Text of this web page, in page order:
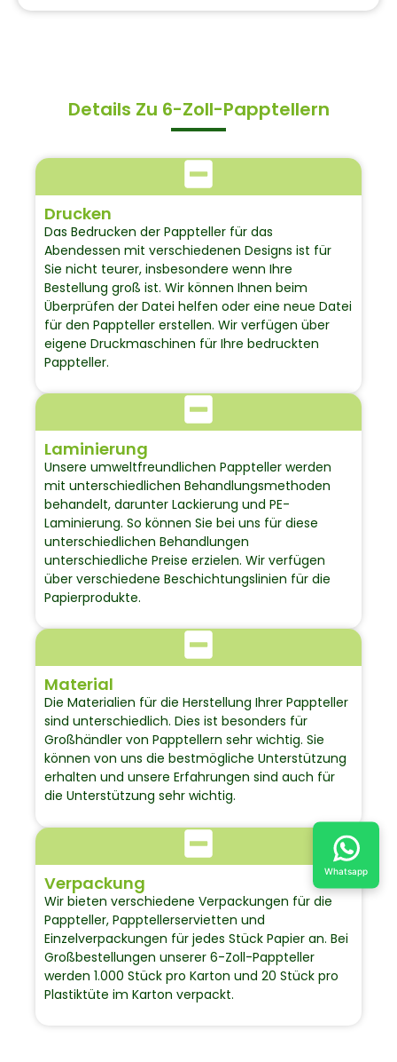
Details Zu 6-Zoll-Papptellern
Drucken
Das Bedrucken der Pappteller für das
Abendessen mit verschiedenen Designs ist für
Sie nicht teurer, insbesondere wenn Ihre
Bestellung groß ist. Wir können Ihnen beim
Überprüfen der Datei helfen oder eine neue Datei
für den Pappteller erstellen. Wir verfügen über
eigene Druckmaschinen für Ihre bedruckten
Pappteller.
Laminierung
Unsere umweltfreundlichen Pappteller werden
mit unterschiedlichen Behandlungsmethoden
behandelt, darunter Lackierung und PE-
Laminierung. So können Sie bei uns für diese
unterschiedlichen Behandlungen
unterschiedliche Preise erzielen. Wir verfügen
über verschiedene Beschichtungslinien für die
Papierprodukte.
Material
Die Materialien für die Herstellung Ihrer Pappteller
sind unterschiedlich. Dies ist besonders für
Großhändler von Papptellern sehr wichtig. Sie
können von uns die bestmögliche Unterstützung
erhalten und unsere Erfahrungen sind auch für
die Unterstützung sehr wichtig.
Verpackung
Wir bieten verschiedene Verpackungen für die
Pappteller, Papptellerservietten und
Einzelverpackungen für jedes Stück Papier an. Bei
Großbestellungen unserer 6-Zoll-Pappteller
werden 1.000 Stück pro Karton und 20 Stück pro
Plastiktüte im Karton verpackt.
Whatsapp